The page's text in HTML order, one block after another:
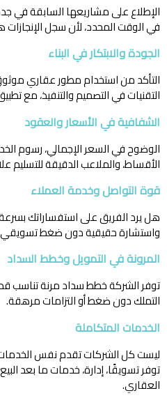
الإطلاع على مشاريعها السابقة في
في الوقت المحدد، لأن سجل
الجودة والابتكار في البناء
التأكد من استخدام مطور عقاري
التقنيات في التصميم والتنفيذ، مع
الشفافية في الأسعار والعقود
الوضوح في السعر الإجمالي، رسوم
الأقساط، والملاعب الدقيقة للتسليم
قوة التواصل وخدمة العملاء
هل يرد الفريق على استفساراتك
واستشارة حقيقية دون ضغط
المرونة في التمويل وخطط السداد
توفر الشركة خطط سداد مرنة تناسب
التملك دون ضغط أو التزامات مرهقة.
الخدمات المتكاملة
ليست كل الشركات تقدم نفس
توفر تسويقًا، إدارة، خدمات ما بعد
العقاري.